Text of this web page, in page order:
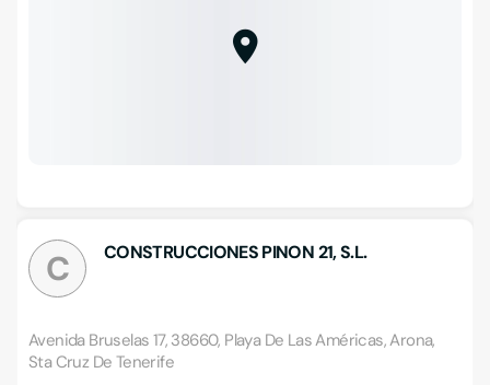
C CONSTRUCCIONES PINON 21, S.L.
Avenida Bruselas 17, 38660, Playa De Las Américas, Arona,
Sta Cruz De Tenerife